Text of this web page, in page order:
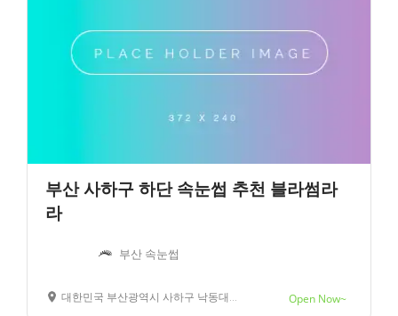
부산 사하구 하단 속눈썹 추천 블라썸라
라
부산 속눈썹
대한민국 부산광역시 사하구 낙동대로390번길 17 Open Now~